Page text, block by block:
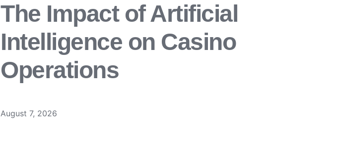
The Impact of Artificial
Intelligence on Casino
Operations
August 7, 2026